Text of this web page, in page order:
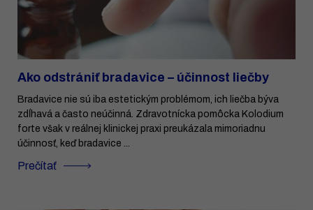
Ako odstrániť bradavice – účinnost liečby
Bradavice nie sú iba estetickým problémom, ich liečba býva
zdĺhavá a často neúčinná. Zdravotnícka pomôcka Kolodium
forte však v reálnej klinickej praxi preukázala mimoriadnu
účinnosť, keď bradavice ...
Prečítať